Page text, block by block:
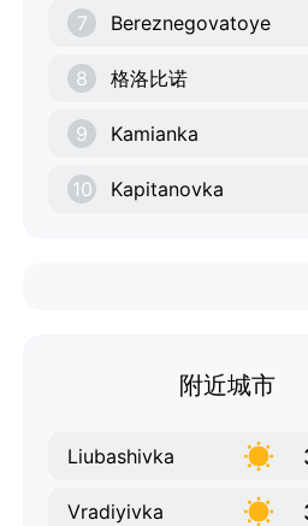
7 Bereznegovatoye
8 格洛比诺
9 Kamianka
10 Kapitanovka
附近城市
Liubashivka
Vradiyivka